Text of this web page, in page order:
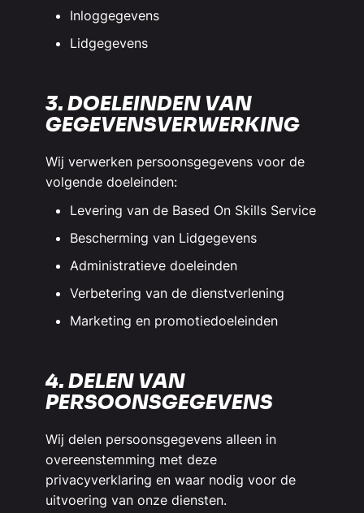
Inloggegevens
Lidgegevens
3. DOELEINDEN VAN
GEGEVENSVERWERKING
Wij verwerken persoonsgegevens voor de
volgende doeleinden:
Levering van de Based On Skills Service
Bescherming van Lidgegevens
Administratieve doeleinden
Verbetering van de dienstverlening
Marketing en promotiedoeleinden
4. DELEN VAN
PERSOONSGEGEVENS
Wij delen persoonsgegevens alleen in
overeenstemming met deze
privacyverklaring en waar nodig voor de
uitvoering van onze diensten.